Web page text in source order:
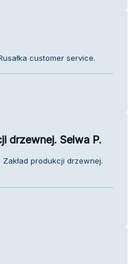
customer service.
drzewnej. Selwa P.
produkcji drzewnej.